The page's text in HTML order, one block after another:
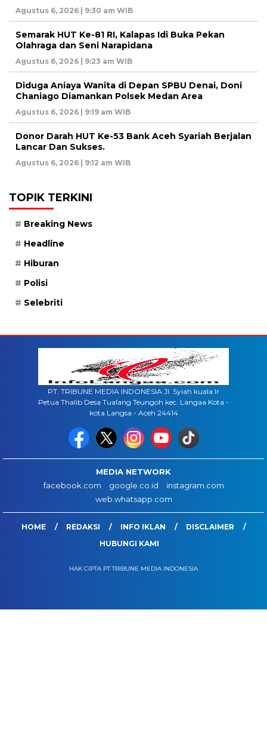
Agustus 6, 2026 | 9:30 am WIB
Semarak HUT Ke-81 RI, Kalapas Idi Buka Pekan
Olahraga dan Seni Narapidana
Agustus 6, 2026 | 9:23 am WIB
Diduga Aniaya Wanita di Depan SPBU Denai, Doni
Chaniago Diamankan Polsek Medan Area
Agustus 6, 2026 | 9:19 am WIB
Donor Darah HUT Ke-53 Bank Aceh Syariah Berjalan
Lancar Dan Sukses.
Agustus 6, 2026 | 9:12 am WIB
TOPIK TERKINI
Breaking News
Headline
Hiburan
Polisi
Selebriti
PT. TRIBUNE MEDIA INDONESIA Jl. Syiah kuala lr
Petua Thalib Desa Tualang Teungoh kec. Langaa Kota -
kota Langsa - Aceh 24414
MEDIA NETWORK
facebook.com
google.co.id
instagram.com
web.whatsapp.com
HOME REDAKSI INFO IKLAN
DISCLAIMER
HUBUNGI KAMI
HAK CIPTA PT TRIBUNE MEDIA INDONESIA